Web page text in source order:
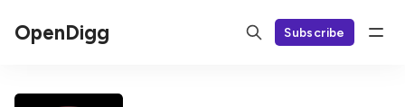
OpenDigg Subscribe